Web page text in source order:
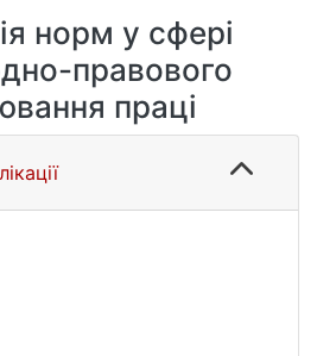
норм у сфері
правового
праці